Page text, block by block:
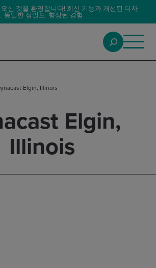
신 것을 환영합니다! 최신 기능과 개선된 디자
동일한 정밀도. 향상된 경험.
Elgin, Illinois
Elgin,
Illinois